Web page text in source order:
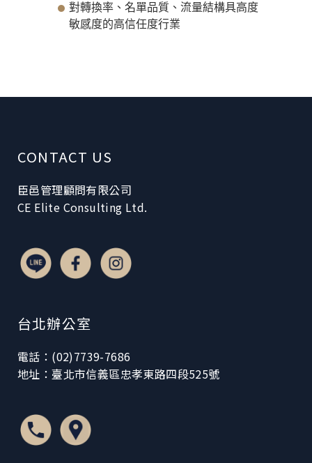
對轉換率、名單品質、流量結構具高度
敏感度的高信任度行業
CONTACT US
臣邑管理顧問有限公司
CE Elite Consulting Ltd.
台北辦公室
電話：(02)7739-7686
地址：臺北市信義區忠孝東路四段525號